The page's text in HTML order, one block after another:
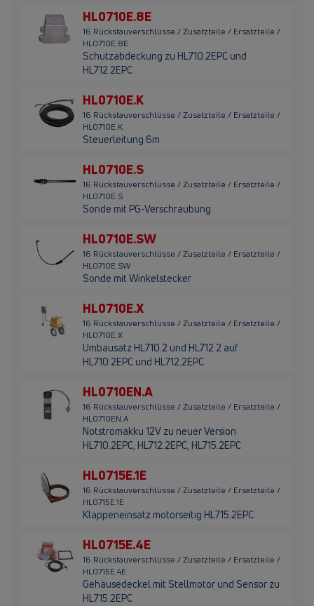
HL0710E.8E
16 Rückstauverschlüsse / Zusatzteile / Ersatzteile /
HL0710E.8E
Schutzabdeckung zu HL710.2EPC und
HL712.2EPC
HL0710E.K
16 Rückstauverschlüsse / Zusatzteile / Ersatzteile /
HL0710E.K
Steuerleitung 6m
HL0710E.S
16 Rückstauverschlüsse / Zusatzteile / Ersatzteile /
HL0710E.S
Sonde mit PG-Verschraubung
HL0710E.SW
16 Rückstauverschlüsse / Zusatzteile / Ersatzteile /
HL0710E.SW
Sonde mit Winkelstecker
HL0710E.X
16 Rückstauverschlüsse / Zusatzteile / Ersatzteile /
HL0710E.X
Umbausatz HL710.2 und HL712.2 auf
HL710.2EPC und HL712.2EPC
HL0710EN.A
16 Rückstauverschlüsse / Zusatzteile / Ersatzteile /
HL0710EN.A
Notstromakku 12V zu neuer Version
HL710.2EPC, HL712.2EPC, HL715.2EPC
HL0715E.1E
16 Rückstauverschlüsse / Zusatzteile / Ersatzteile /
HL0715E.1E
Klappeneinsatz motorseitig HL715.2EPC
HL0715E.4E
16 Rückstauverschlüsse / Zusatzteile / Ersatzteile /
HL0715E.4E
Gehäusedeckel mit Stellmotor und Sensor zu
HL715.2EPC